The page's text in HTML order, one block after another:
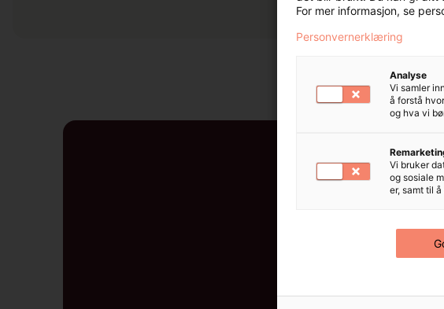
For mer informasjon, se
Personvernerklæring
Analyse
Vi samler
å forstå
og hva vi
Vi bruker
og sosiale
er, samt til